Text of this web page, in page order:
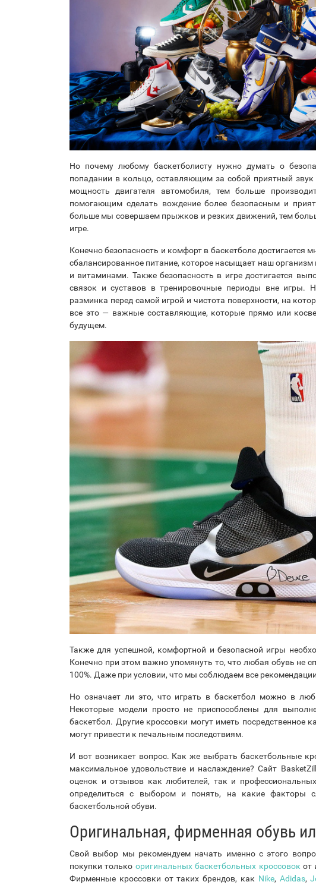
Но почему любому баскетболисту нужно думать о
попадании в кольцо, оставляющим за собой приятный
мощность двигателя автомобиля, тем больше
помогающим сделать вождение более безопасным и
больше мы совершаем прыжков и резких движений, тем
игре.
Конечно безопасность и комфорт в баскетболе
сбалансированное питание, которое насыщает наш
и витаминами. Также безопасность в игре достигается
связок и суставов в тренировочные периоды вне игры.
разминка перед самой игрой и чистота поверхности, на
все это — важные составляющие, которые прямо или
будущем.
Также для успешной, комфортной и безопасной игры
Конечно при этом важно упомянуть то, что любая обувь не
100%. Даже при условии, что мы соблюдаем все
Но означает ли это, что играть в баскетбол можно в
Некоторые модели просто не приспособлены для
баскетбол. Другие кроссовки могут иметь посредственное
могут привести к печальным последствиям.
И вот возникает вопрос. Как же выбрать баскетбольные
максимальное удовольствие и наслаждение? Сайт
оценок и отзывов как любителей, так и
определиться с выбором и понять, на какие факторы
баскетбольной обуви.
Оригинальная, фирменная обувь
Свой выбор мы рекомендуем начать именно с этого
покупки только оригинальных баскетбольных кроссовок от
Фирменные кроссовки от таких брендов, как Nike, Adidas,